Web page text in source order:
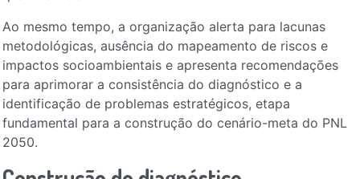
Ao mesmo tempo, a organização alerta para lacunas
metodológicas, ausência do mapeamento de riscos e
impactos socioambientais e apresenta recomendações
para aprimorar a consistência do diagnóstico e a
identificação de problemas estratégicos, etapa
fundamental para a construção do cenário-meta do PNL
2050.